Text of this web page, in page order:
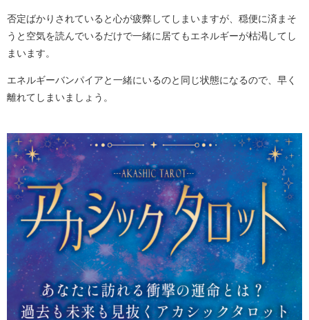
否定ばかりされていると心が疲弊してしまいますが、穏便に済まそ
うと空気を読んでいるだけで一緒に居てもエネルギーが枯渇してし
まいます。
エネルギーバンパイアと一緒にいるのと同じ状態になるので、早く
離れてしまいましょう。